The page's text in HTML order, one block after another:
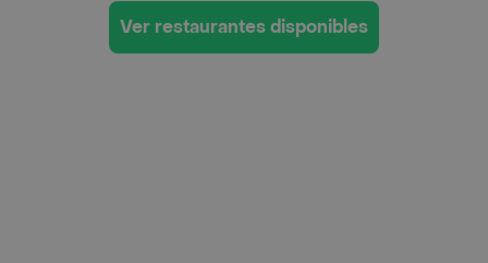
Ver restaurantes disponibles